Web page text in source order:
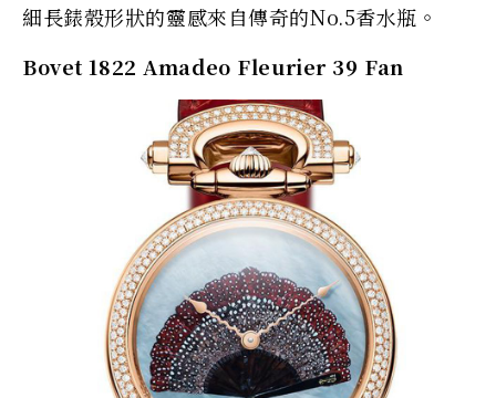
細長錶殼形狀的靈感來自傳奇的No.5香水瓶。
Bovet 1822 Amadeo Fleurier 39 Fan